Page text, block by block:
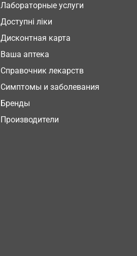
Лабораторные услуги
Доступні ліки
Дисконтная карта
Ваша аптека
Справочник лекарств
Симптомы и заболевания
Бренды
Производители